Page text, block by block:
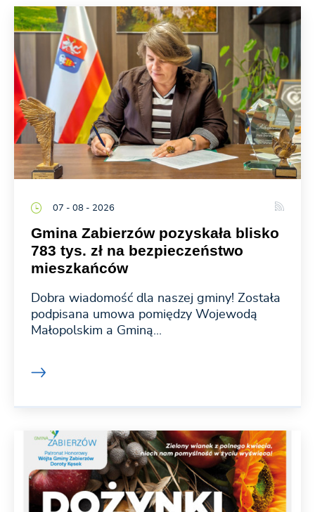
07 - 08 - 2026
Gmina Zabierzów pozyskała blisko
783 tys. zł na bezpieczeństwo
mieszkańców
Dobra wiadomość dla naszej gminy! Została
podpisana umowa pomiędzy Wojewodą
Małopolskim a Gminą...